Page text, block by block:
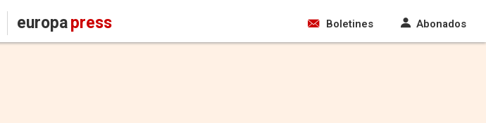
europapress Boletines Abonados